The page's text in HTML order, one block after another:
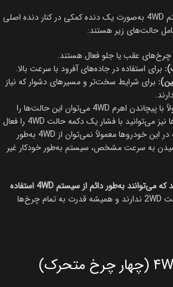
در بسیاری از خودروها، سیستم 4WD به‌صورت یک دنده کمکی در کنار دنده اصلی
حالت‌های زیر هستند:
عقب یا جلو فعال هستند.
برای استفاده در جاده‌های آفرود با سرعت بالا.
برای شرایط سخت‌تر و مسیرهای دشوار که نیاز
در خودروهای اتوماتیک، معمولاً با پیچاندن اهرم 4WD می‌توان این حالت‌ها را
فعال کرد. در برخی از خودروها نیز می‌توانید با فشار یک دکمه حالت 4WD را فعال
کنید. نکته جالب اینجاست که در این خودروها معمولاً نمی‌توان از 4WD به‌طور
به سرعت مشخص، سیستم به‌طور خودکار غیر
اما برخی خودروها وجود دارند که می‌توانند به‌طور دائم از سیستم 4WD استفاده
این خودروها معمولاً حالت 2WD ندارند و همیشه قدرت به تمام چرخ‌ها